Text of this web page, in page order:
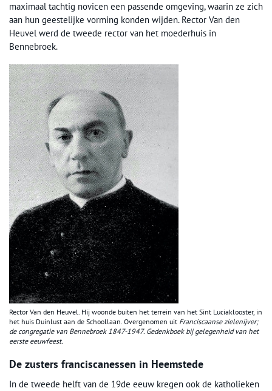
maximaal tachtig novicen een passende omgeving, waarin ze zich
aan hun geestelijke vorming konden wijden. Rector Van den
Heuvel werd de tweede rector van het moederhuis in
Bennebroek.
Rector Van den Heuvel. Hij woonde buiten het terrein van het Sint Luciaklooster, in
het huis Duinlust aan de Schoollaan. Overgenomen uit Franciscaanse zielenijver;
de congregatie van Bennebroek 1847-1947. Gedenkboek bij gelegenheid van het
eerste eeuwfeest.
De zusters franciscanessen in Heemstede
In de tweede helft van de 19de eeuw kregen ook de katholieken